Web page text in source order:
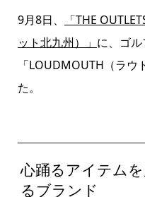
9月8日、
「THE
ット北九州）」 に、ゴ
「LOUDMOUTH（ラ
た。
心踊るアイテム
るブランド